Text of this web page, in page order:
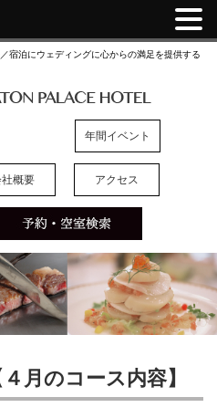
宿泊にウェディングに心からの満足を提供する
年間イベント
概要 アクセス
月のコース内容】